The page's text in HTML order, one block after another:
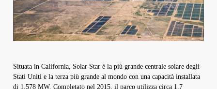
Situata in California, Solar Star è la più grande centrale solare degli
Stati Uniti e la terza più grande al mondo con una capacità installata
di 1.578 MW. Completato nel 2015, il parco utilizza circa 1,7